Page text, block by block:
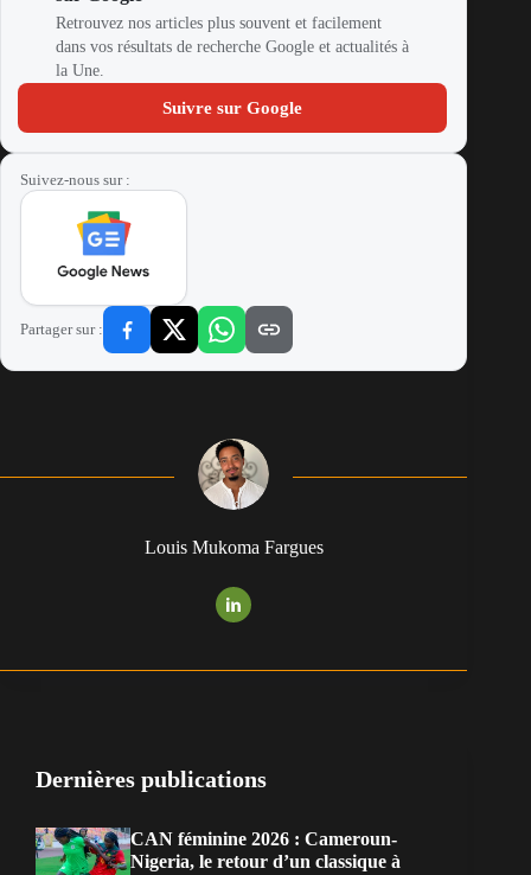
Retrouvez nos articles plus souvent et facilement
dans vos résultats de recherche Google et actualités à
la Une.
Suivre sur Google
Suivez-nous sur :
Partager sur :
Louis Mukoma Fargues
Dernières publications
CAN féminine 2026 : Cameroun-
Nigeria, le retour d’un classique à